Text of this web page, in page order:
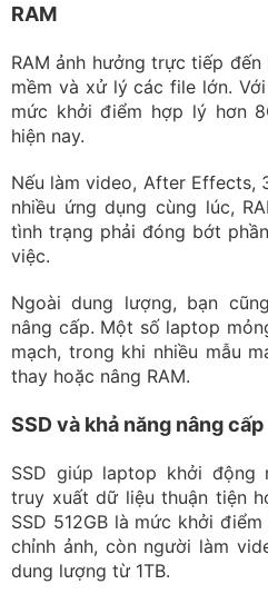
RAM
RAM ảnh hưởng trực tiếp
mềm và xử lý các file lớn.
mức khởi điểm hợp lý hơn
hiện nay.
Nếu làm video, After Effects,
nhiều ứng dụng cùng lúc,
tình trạng phải đóng bớt
việc.
Ngoài dung lượng, bạn
nâng cấp. Một số laptop
mạch, trong khi nhiều mẫu
thay hoặc nâng RAM.
SSD và khả năng nâng cấp
SSD giúp laptop khởi động
truy xuất dữ liệu thuận tiện
SSD 512GB là mức khởi
chỉnh ảnh, còn người làm
dung lượng từ 1TB.